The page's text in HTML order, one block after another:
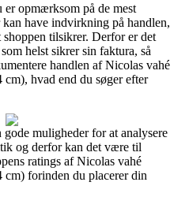
er opmærksom på de mest
have indvirkning på handlen,
tilsikrer. Derfor er det
helst sikrer sin faktura, så
handlen af Nicolas vahé
hvad end du søger efter
muligheder for at analysere
og derfor kan det være til
ratings af Nicolas vahé
forinden du placerer din